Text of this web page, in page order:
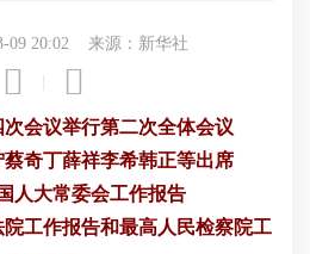
09 20:02 来源：新华社
 
会议举行第二次全体会议
奇丁薛祥李希韩正等出席
人大常委会工作报告
工作报告和最高人民检察院工